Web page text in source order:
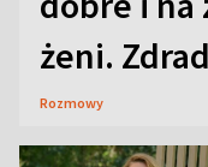
żeni.
Rozmowy